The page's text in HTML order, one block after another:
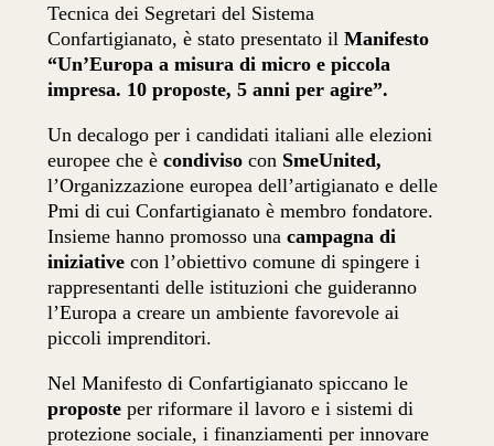
Tecnica dei Segretari del Sistema
Confartigianato, è stato presentato ilManifesto
“Un’Europa a misura di micro e piccola
impresa. 10 proposte, 5 anni per agire”.
Un decalogo per i candidati italiani alle elezioni
europee che ècondiviso con SmeUnited,
l’Organizzazione europea dell’artigianato e delle
Pmi di cui Confartigianato è membro fondatore.
Insieme hanno promosso unacampagna di
iniziative con l’obiettivo comune di spingere i
rappresentanti delle istituzioni che guideranno
l’Europa a creare un ambiente favorevole ai
piccoli imprenditori.
Nel Manifesto di Confartigianato spiccano le
proposte per riformare il lavoro e i sistemi di
protezione sociale, i finanziamenti per innovare